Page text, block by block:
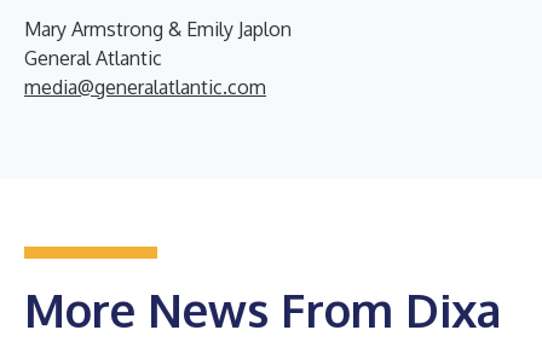
Mary Armstrong & Emily Japlon
General Atlantic
media@generalatlantic.com
More News From Dixa